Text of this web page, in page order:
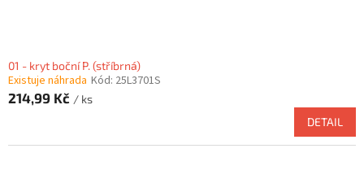
01 - kryt boční P. (stříbrná)
Existuje náhrada Kód: 25L3701S
214,99 Kč / ks
DETAIL